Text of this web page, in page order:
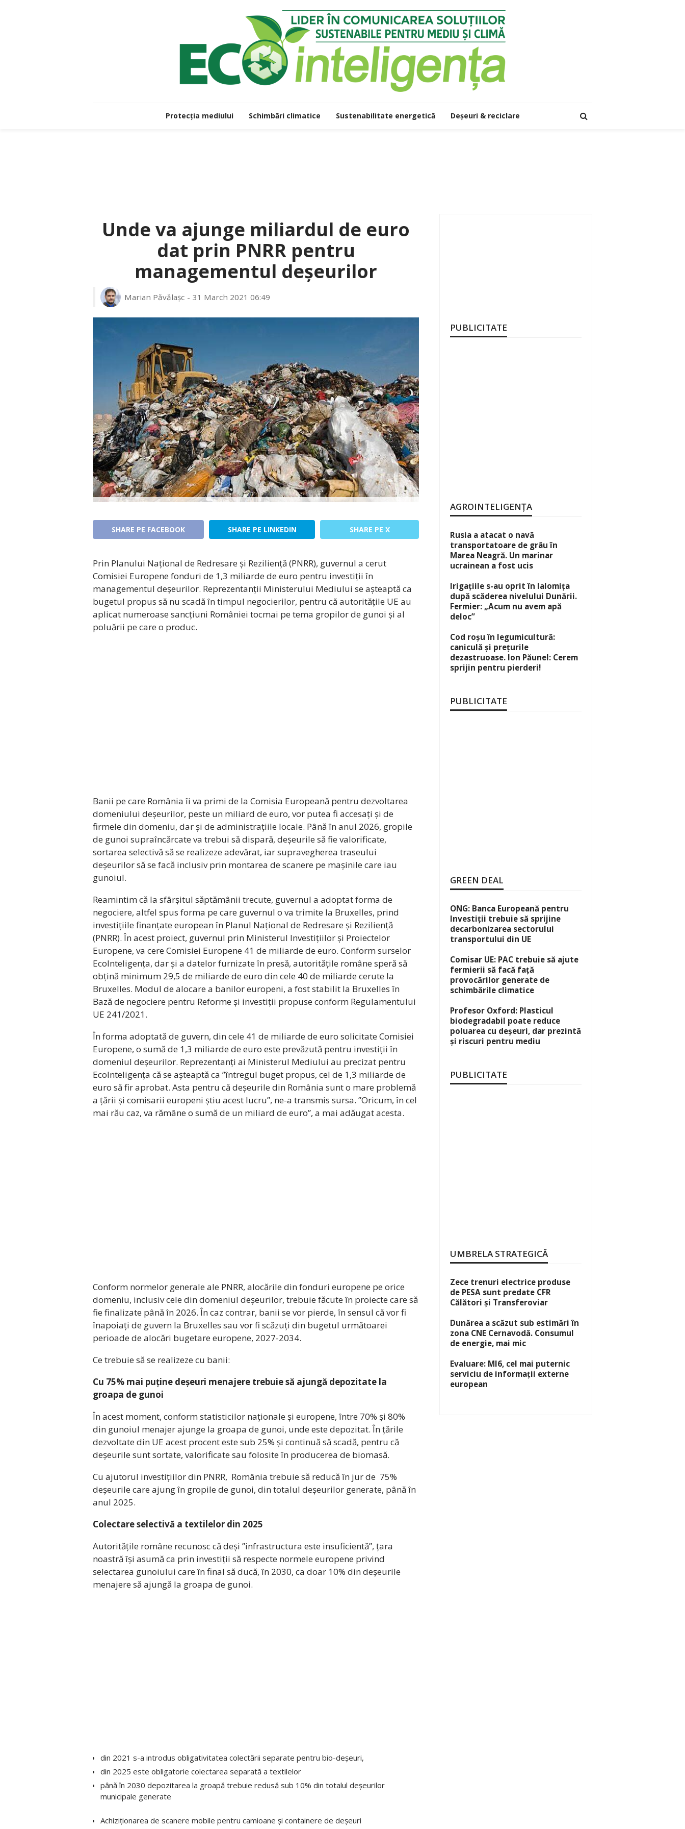
Protecția mediului Schimbări climatice Sustenabilitate energetică Deșeuri & reciclare
Unde va ajunge miliardul de euro
dat prin PNRR pentru
managementul deșeurilor
Marian Păvălașc 31 March 2021 06:49
SHARE PE FACEBOOK SHARE PE LINKEDIN SHARE PE X
Prin Planului Național de Redresare și Reziliență (PNRR), guvernul a cerut
Comisiei Europene fonduri de 1,3 miliarde de euro pentru investiții în
managementul deșeurilor. Reprezentanții Ministerului Mediului se așteaptă ca
bugetul propus să nu scadă în timpul negocierilor, pentru că autoritățile UE au
aplicat numeroase sancțiuni României tocmai pe tema gropilor de gunoi și al
poluării pe care o produc.
Banii pe care România îi va primi de la Comisia Europeană pentru dezvoltarea
domeniului deșeurilor, peste un miliard de euro, vor putea fi accesați și de
firmele din domeniu, dar și de administrațiile locale. Până în anul 2026, gropile
de gunoi supraîncărcate va trebui să dispară, deșeurile să fie valorificate,
sortarea selectivă să se realizeze adevărat, iar supravegherea traseului
deșeurilor să se facă inclusiv prin montarea de scanere pe mașinile care iau
gunoiul.
Reamintim că la sfârșitul săptămânii trecute, guvernul a adoptat forma de
negociere, altfel spus forma pe care guvernul o va trimite la Bruxelles, prind
investițiile finanțate european în Planul Național de Redresare și Reziliență
(PNRR). În acest proiect, guvernul prin Ministerul Investițiilor și Proiectelor
Europene, va cere Comisiei Europene 41 de miliarde de euro. Conform surselor
EcoInteligența, dar și a datelor furnizate în presă, autoritățile române speră să
obțină minimum 29,5 de miliarde de euro din cele 40 de miliarde cerute la
Bruxelles. Modul de alocare a banilor europeni, a fost stabilit la Bruxelles în
Bază de negociere pentru Reforme și investiții propuse conform Regulamentului
UE 241/2021.
În forma adoptată de guvern, din cele 41 de miliarde de euro solicitate Comisiei
Europene, o sumă de 1,3 miliarde de euro este prevăzută pentru investiții în
domeniul deșeurilor. Reprezentanți ai Ministerul Mediului au precizat pentru
EcoInteligența că se așteaptă ca ”întregul buget propus, cel de 1,3 miliarde de
euro să fir aprobat. Asta pentru că deșeurile din România sunt o mare problemă
a țării și comisarii europeni știu acest lucru”, ne-a transmis sursa. ”Oricum, în cel
mai rău caz, va rămâne o sumă de un miliard de euro”, a mai adăugat acesta.
Conform normelor generale ale PNRR, alocările din fonduri europene pe orice
domeniu, inclusiv cele din domeniul deșeurilor, trebuie făcute în proiecte care să
fie finalizate până în 2026. În caz contrar, banii se vor pierde, în sensul că vor fi
înapoiați de guvern la Bruxelles sau vor fi scăzuți din bugetul următoarei
perioade de alocări bugetare europene, 2027-2034.
Ce trebuie să se realizeze cu banii:
Cu 75% mai puține deșeuri menajere trebuie să ajungă depozitate la
groapa de gunoi
În acest moment, conform statisticilor naționale și europene, între 70% și 80%
din gunoiul menajer ajunge la groapa de gunoi, unde este depozitat. În țările
dezvoltate din UE acest procent este sub 25% și continuă să scadă, pentru că
deșeurile sunt sortate, valorificate sau folosite în producerea de biomasă.
Cu ajutorul investițiilor din PNRR, România trebuie să reducă în jur de 75%
deșeurile care ajung în gropile de gunoi, din totalul deșeurilor generate, până în
anul 2025.
Colectare selectivă a textilelor din 2025
Autoritățile române recunosc că deși ”infrastructura este insuficientă”, țara
noastră își asumă ca prin investiții să respecte normele europene privind
selectarea gunoiului care în final să ducă, în 2030, ca doar 10% din deșeurile
menajere să ajungă la groapa de gunoi.
din 2021 s-a introdus obligativitatea colectării separate pentru bio-deșeuri,
din 2025 este obligatorie colectarea separată a textilelor
până în 2030 depozitarea la groapă trebuie redusă sub 10% din totalul deșeurilor
municipale generate
Achiziționarea de scanere mobile pentru camioane și containere de deșeuri
PUBLICITATE
AGROINTELIGENȚA
Rusia a atacat o navă
transportatoare de grâu în
Marea Neagră. Un marinar
ucrainean a fost ucis
Irigațiile s-au oprit în Ialomița
după scăderea nivelului Dunării.
Fermier: „Acum nu avem apă
deloc”
Cod roșu în legumicultură:
caniculă și prețurile
dezastruoase. Ion Păunel: Cerem
sprijin pentru pierderi!
PUBLICITATE
GREEN DEAL
ONG: Banca Europeană pentru
Investiții trebuie să sprijine
decarbonizarea sectorului
transportului din UE
Comisar UE: PAC trebuie să ajute
fermierii să facă față
provocărilor generate de
schimbările climatice
Profesor Oxford: Plasticul
biodegradabil poate reduce
poluarea cu deșeuri, dar prezintă
și riscuri pentru mediu
PUBLICITATE
UMBRELA STRATEGICĂ
Zece trenuri electrice produse
de PESA sunt predate CFR
Călători și Transferoviar
Dunărea a scăzut sub estimări în
zona CNE Cernavodă. Consumul
de energie, mai mic
Evaluare: MI6, cel mai puternic
serviciu de informații externe
european